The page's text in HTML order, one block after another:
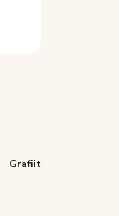
Grafiit